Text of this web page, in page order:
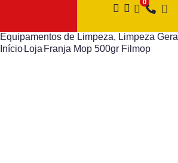
Equipamentos de Limpeza, Limpeza Geral
Início Loja Franja Mop 500gr Filmop